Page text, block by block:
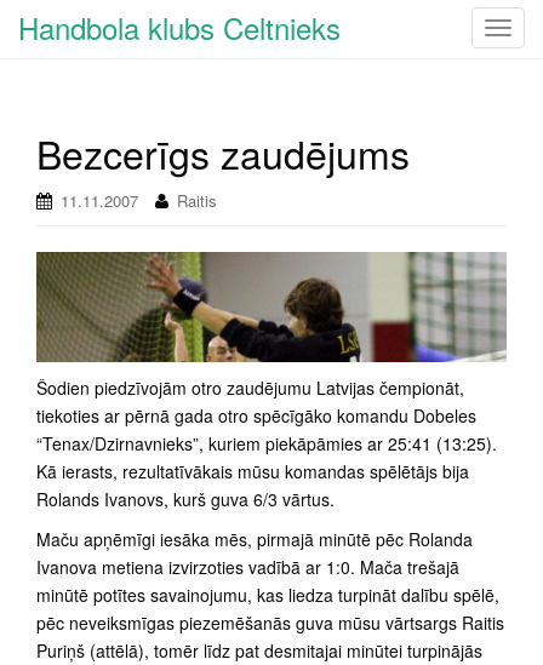
T
v
i
g
a
t
Handbola klubs Celtnieks
Bezcerīgs zaudējums
11.11.2007 Raitis
Šodien piedzīvojām otro zaudējumu Latvijas čempionāt,
tiekoties ar pērnā gada otro spēcīgāko komandu Dobeles
“Tenax/Dzirnavnieks”, kuriem piekāpāmies ar 25:41 (13:25).
Kā ierasts, rezultatīvākais mūsu komandas spēlētājs bija
Rolands Ivanovs, kurš guva 6/3 vārtus.
Maču apņēmīgi iesāka mēs, pirmajā minūtē pēc Rolanda
Ivanova metiena izvirzoties vadībā ar 1:0. Mača trešajā
minūtē potītes savainojumu, kas liedza turpināt dalību spēlē,
pēc neveiksmīgas piezemēšanās guva mūsu vārtsargs Raitis
Puriņš (attēlā), tomēr līdz pat desmitajai minūtei turpinājās